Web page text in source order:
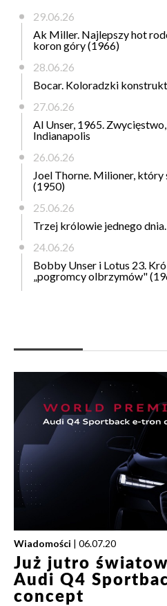
29.06.26
Ak Miller. Najlepszy hot
koron góry (1966)
28.06.26
Bocar. Koloradzki
27.06.26
Al Unser, 1965.
Indianapolis
26.06.26
Joel Thorne. Milioner, który
(1950)
25.06.26
Trzej królowie jednego
24.06.26
Bobby Unser i Lotus 23.
„pogromcy olbrzymów"
Wiadomości | 06.07.20
Już jutro
Audi Q4
concept